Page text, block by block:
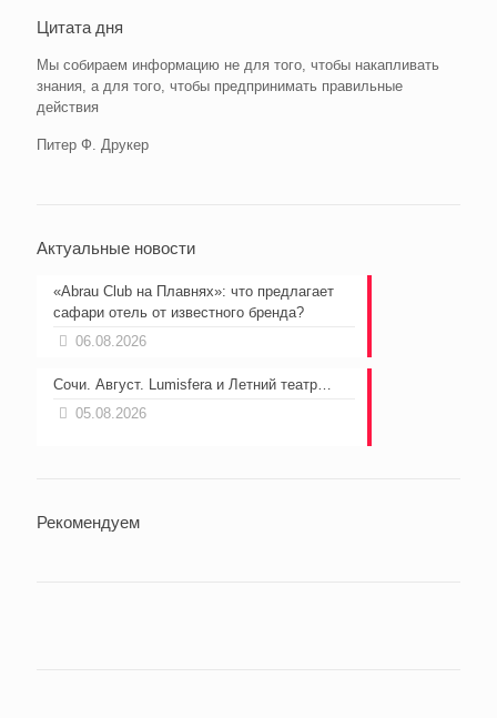
Цитата дня
Мы собираем информацию не для того, чтобы накапливать
знания, а для того, чтобы предпринимать правильные
действия
Питер Ф. Друкер
Актуальные новости
«Abrau Club на Плавнях»: что предлагает
сафари отель от известного бренда?
06.08.2026
Сочи. Август. Lumisfera и Летний театр…
05.08.2026
Рекомендуем